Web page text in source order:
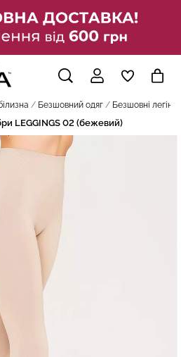
Безшовний одяг Безшовні
LEGGINGS 02 (бежевий)